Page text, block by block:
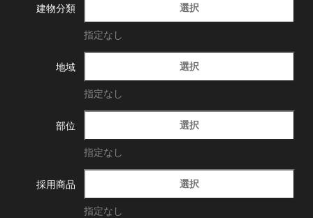
建物分類 選択
指定なし
地域 選択
指定なし
部位 選択
指定なし
採用商品 選択
指定なし